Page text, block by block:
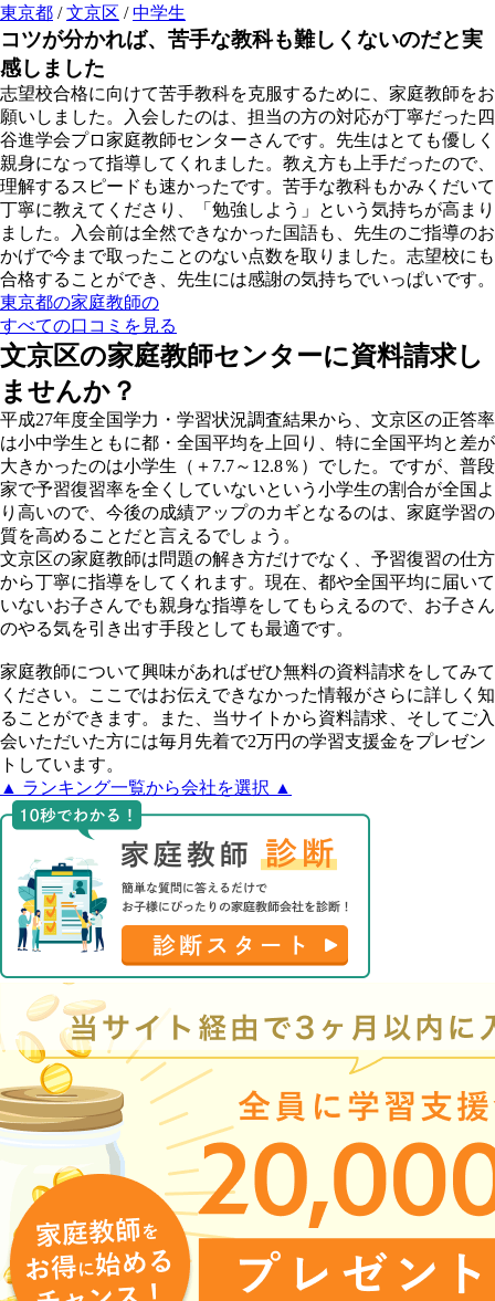
東京都 /文京区 /中学生
コツが分かれば、苦手な教科も難しくないのだと実
感しました
志望校合格に向けて苦手教科を克服するために、家庭教師をお
願いしました。入会したのは、担当の方の対応が丁寧だった四
谷進学会プロ家庭教師センターさんです。先生はとても優しく
親身になって指導してくれました。教え方も上手だったので、
理解するスピードも速かったです。苦手な教科もかみくだいて
丁寧に教えてくださり、「勉強しよう」という気持ちが高まり
ました。入会前は全然できなかった国語も、先生のご指導のお
かげで今まで取ったことのない点数を取りました。志望校にも
合格することができ、先生には感謝の気持ちでいっぱいです。
東京都の家庭教師の
すべての口コミを見る
文京区の家庭教師センターに資料請求し
ませんか？
平成27年度全国学力・学習状況調査結果から、文京区の正答率
は小中学生ともに都・全国平均を上回り、特に全国平均と差が
大きかったのは小学生（＋7.7～12.8％）でした。ですが、普段
家で予習復習率を全くしていないという小学生の割合が全国よ
り高いので、今後の成績アップのカギとなるのは、家庭学習の
質を高めることだと言えるでしょう。
文京区の家庭教師は問題の解き方だけでなく、予習復習の仕方
から丁寧に指導をしてくれます。現在、都や全国平均に届いて
いないお子さんでも親身な指導をしてもらえるので、お子さん
のやる気を引き出す手段としても最適です。
家庭教師について興味があればぜひ無料の資料請求をしてみて
ください。ここではお伝えできなかった情報がさらに詳しく知
ることができます。また、当サイトから資料請求、そしてご入
会いただいた方には毎月先着で2万円の学習支援金をプレゼン
トしています。
▲ ランキング一覧から会社を選択 ▲